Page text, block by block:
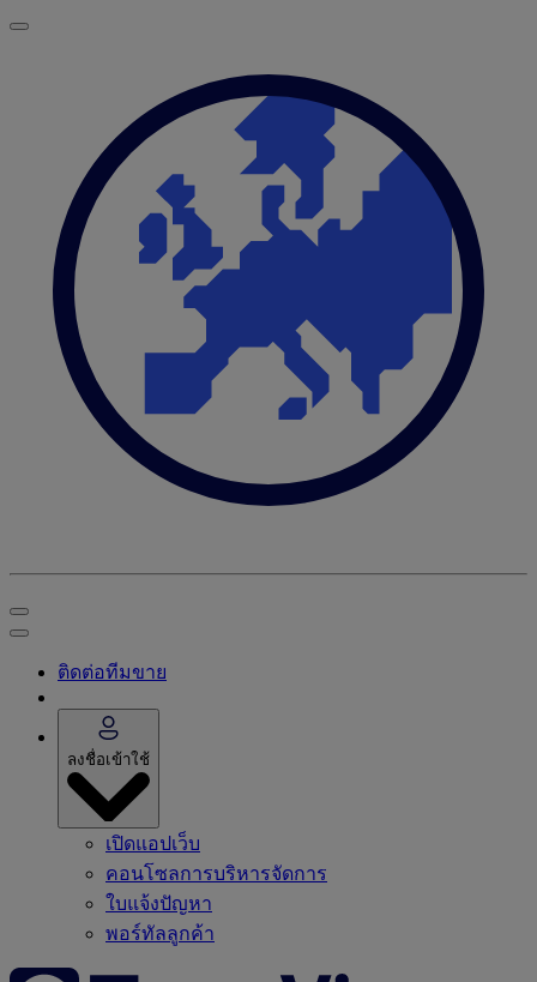
ติดต่อทีมขาย
ลงชื่อเข้าใช้
เปิดแอปเว็บ
คอนโซลการบริหารจัดการ
ใบแจ้งปัญหา
พอร์ทัลลูกค้า